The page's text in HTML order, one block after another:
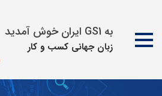
به GS1 ایران خوش آمدید
زبان جهانی كسب و كار